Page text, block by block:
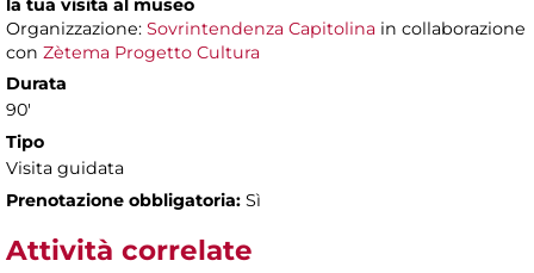
la tua visita al museo
Organizzazione: Sovrintendenza Capitolina in collaborazione
con Zètema Progetto Cultura
Durata
90'
Tipo
Visita guidata
Prenotazione obbligatoria: Sì
Attività correlate